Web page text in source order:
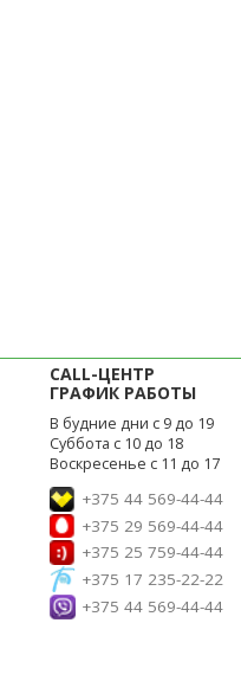
CALL-ЦЕНТР
ГРАФИК РАБОТЫ
В будние дни с 9 до 19
Суббота с 10 до 18
Воскресенье с 11 до 17
+375 44 569-44-44
+375 29 569-44-44
+375 25 759-44-44
+375 17 235-22-22
+375 44 569-44-44